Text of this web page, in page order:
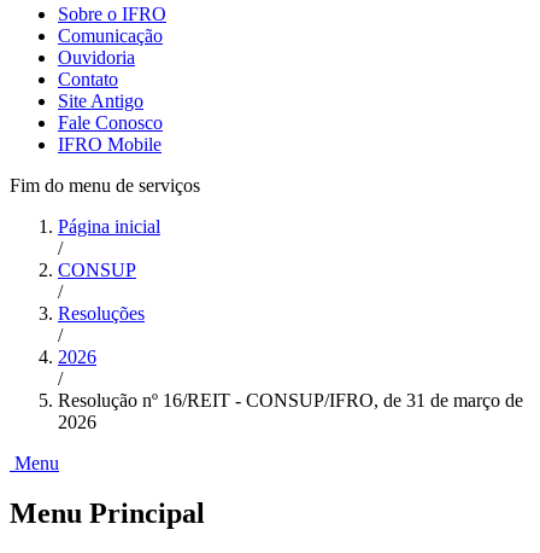
Sobre o IFRO
Comunicação
Ouvidoria
Contato
Site Antigo
Fale Conosco
IFRO Mobile
Fim do menu de serviços
Página inicial
/
CONSUP
/
Resoluções
/
2026
/
Resolução nº 16/REIT - CONSUP/IFRO, de 31 de março de
2026
Menu
Menu Principal